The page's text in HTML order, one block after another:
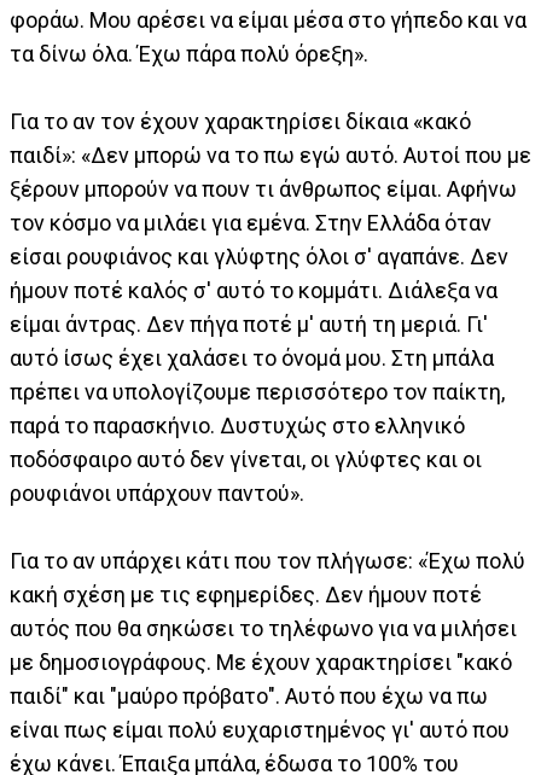
φοράω. Μου αρέσει να είμαι μέσα στο γήπεδο και να
τα δίνω όλα. Έχω πάρα πολύ όρεξη».
Για το αν τον έχουν χαρακτηρίσει δίκαια «κακό
παιδί»: «Δεν μπορώ να το πω εγώ αυτό. Αυτοί που με
ξέρουν μπορούν να πουν τι άνθρωπος είμαι. Αφήνω
τον κόσμο να μιλάει για εμένα. Στην Ελλάδα όταν
είσαι ρουφιάνος και γλύφτης όλοι σ' αγαπάνε. Δεν
ήμουν ποτέ καλός σ' αυτό το κομμάτι. Διάλεξα να
είμαι άντρας. Δεν πήγα ποτέ μ' αυτή τη μεριά. Γι'
αυτό ίσως έχει χαλάσει το όνομά μου. Στη μπάλα
πρέπει να υπολογίζουμε περισσότερο τον παίκτη,
παρά το παρασκήνιο. Δυστυχώς στο ελληνικό
ποδόσφαιρο αυτό δεν γίνεται, οι γλύφτες και οι
ρουφιάνοι υπάρχουν παντού».
Για το αν υπάρχει κάτι που τον πλήγωσε: «Έχω πολύ
κακή σχέση με τις εφημερίδες. Δεν ήμουν ποτέ
αυτός που θα σηκώσει το τηλέφωνο για να μιλήσει
με δημοσιογράφους. Με έχουν χαρακτηρίσει "κακό
παιδί" και "μαύρο πρόβατο". Αυτό που έχω να πω
είναι πως είμαι πολύ ευχαριστημένος γι' αυτό που
έχω κάνει. Έπαιξα μπάλα, έδωσα το 100% του